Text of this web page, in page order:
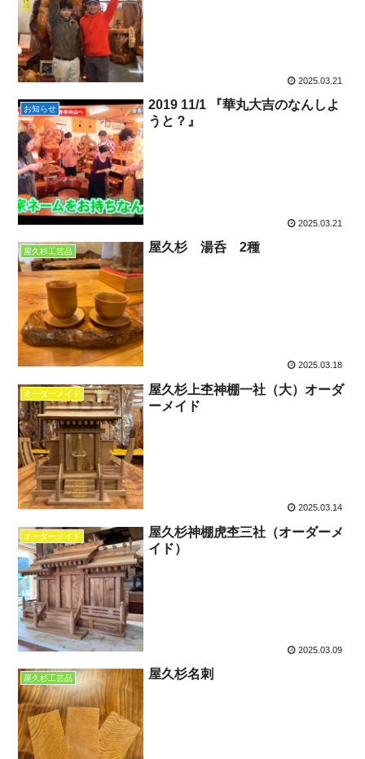
2025.03.21
お知らせ
2019 11/1 『華丸大吉のなんしよ
うと？』
2025.03.21
屋久杉工芸品 屋久杉 湯呑 2種
2025.03.18
オーダーメイド
屋久杉上杢神棚一社（大）オーダ
ーメイド
2025.03.14
オーダーメイド
屋久杉神棚虎杢三社（オーダーメ
イド）
2025.03.09
屋久杉工芸品 屋久杉名刺